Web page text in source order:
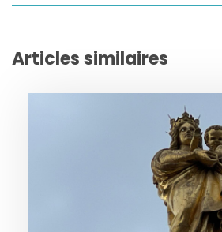
Articles similaires